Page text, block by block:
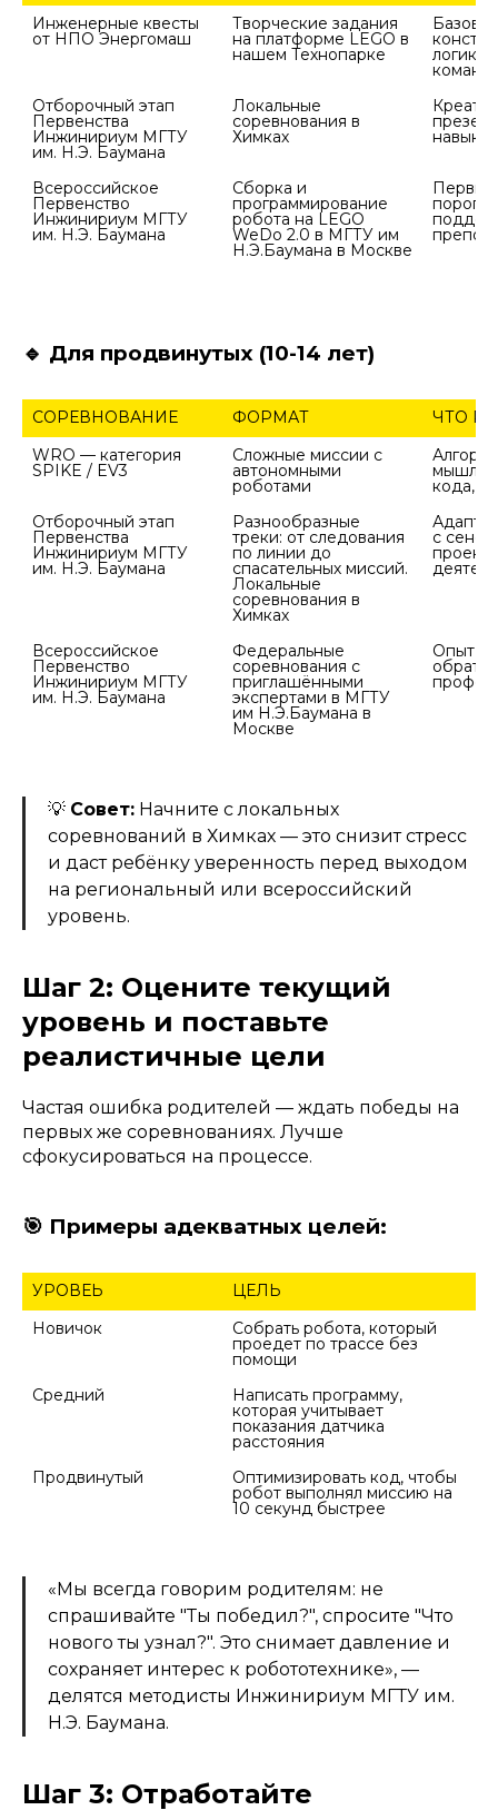
Инженерные квесты
Творческие задания
на платформе LEGO в
логика,
Отборочный этап
Первенства
Инжинириум МГТУ
Локальные
соревнования в
Всероссийское
Первенство
Инжинириум МГТУ
им. Н.Э. Баумана
Сборка и
программирование
робота на LEGO
WeDo 2.0 в МГТУ им
Н.Э.Баумана в Москве
Первый
порог
🔹 Для продвинутых (10-14 лет)
СОРЕВНОВАНИЕ ФОРМАТ
ЧТО
WRO — категория
Сложные миссии с
автономными
Отборочный этап
Первенства
Инжинириум МГТУ
Разнообразные
треки: от следования
по линии до
спасательных миссий.
Локальные
соревнования в
с
Всероссийское
Первенство
Инжинириум МГТУ
им. Н.Э. Баумана
Федеральные
соревнования с
приглашёнными
экспертами в МГТУ
им Н.Э.Баумана в
Москве
Опыт
💡 Совет: Начните с локальных
соревнований в Химках — это снизит стресс
и даст ребёнку уверенность перед выходом
на региональный или всероссийский
уровень.
Шаг 2: Оцените текущий
уровень и поставьте
реалистичные цели
Частая ошибка родителей — ждать победы на
первых же соревнованиях. Лучше
сфокусироваться на процессе.
🎯 Примеры адекватных целей:
УРОВЕЬ ЦЕЛЬ
Собрать робота, который
проедет по трассе без
Написать программу,
которая учитывает
показания датчика
Продвинутый Оптимизировать код, чтобы
робот выполнял миссию на
10 секунд быстрее
«Мы всегда говорим родителям: не
спрашивайте "Ты победил?", спросите "Что
нового ты узнал?". Это снимает давление и
сохраняет интерес к робототехнике», —
делятся методисты Инжинириум МГТУ им.
Н.Э. Баумана.
Шаг 3: Отработайте